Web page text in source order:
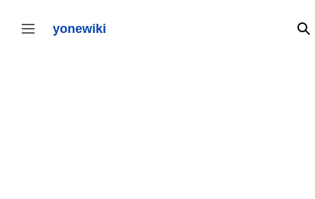
テ
サイドバーの切り替え yonewiki 検